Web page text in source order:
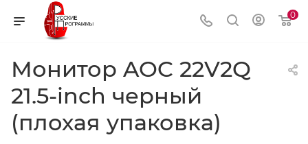
0
Монитор AOC 22V2Q
21.5-inch черный
(плохая упаковка)